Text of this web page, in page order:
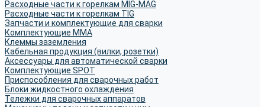
Расходные части к горелкам MIG-MAG
Расходные части к горелкам TIG
Запчасти и комплектующие для сварки
Комплектующие ММА
Клеммы заземления
Кабельная продукция (вилки, розетки)
Аксессуары для автоматической сварки
Комплектующие SPOT
Приспособления для сварочных работ
Блоки жидкостного охлаждения
Тележки для сварочных аппаратов